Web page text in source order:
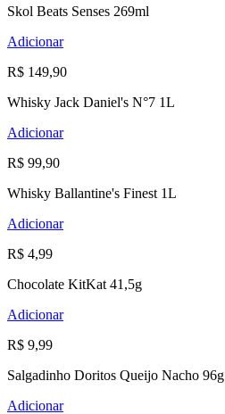
Skol Beats Senses 269ml
Adicionar
R$ 149,90
Whisky Jack Daniel's N°7 1L
Adicionar
R$ 99,90
Whisky Ballantine's Finest 1L
Adicionar
R$ 4,99
Chocolate KitKat 41,5g
Adicionar
R$ 9,99
Salgadinho Doritos Queijo Nacho 96g
Adicionar